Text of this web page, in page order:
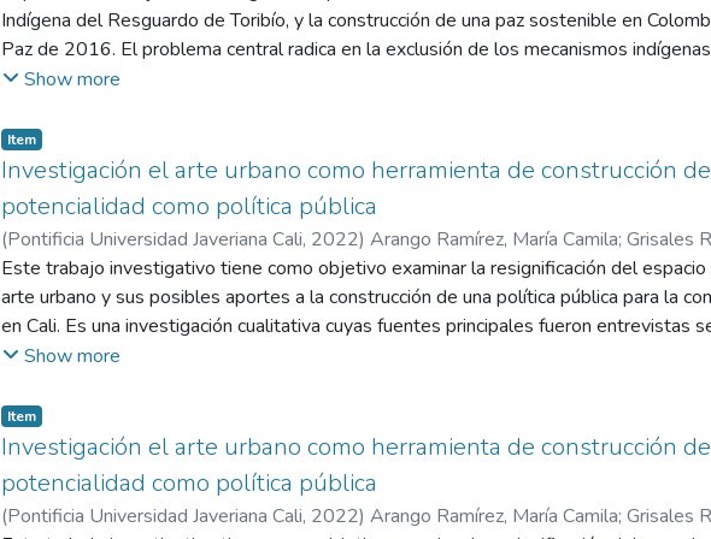
Indígena del Resguardo de Toribío, y la construcción de una paz sostenible en
Paz de 2016. El problema central radica en la exclusión de los mecanismos indígenas
perpetuado la marginalización histórica de estas comunidades. La hipótesis sostiene
mediante la protección de derechos colectivos, la integración en sistemas de justicia
la autonomía territorial. El objetivo es analizar cómo estas prácticas han impactado en
entre 2016 y 2024. La metodología adoptada es cualitativa, incluyendo revisión
resultados indican que la Guardia Indígena no solo protege el territorio, sino que
identidad cultural, actuando como un modelo de resistencia pacífica. Las conclusiones
territorial es esencial para la paz, que reconozca y respete los derechos indígenas
paz duradera. Se recomienda que las políticas públicas incluyan la voz de las
autogobierno, asegurando que sus derechos sean protegidos y respetados.
Show more
Item
Investigación el arte urbano como herramienta de construcción
potencialidad como política pública
(Pontificia Universidad Javeriana Cali, 2022) Arango Ramírez, María Camila; Grisales
Ana María
Este trabajo investigativo tiene como objetivo examinar la resignificación del
arte urbano y sus posibles aportes a la construcción de una política pública para la
en Cali. Es una investigación cualitativa cuyas fuentes principales fueron entrevistas
sociales y políticos clave, así como la revisión de fuentes primarias y secundarias que
con la construcción de paz en la ciudad de Cali: una iniciativa pública, el festival de
por el gobierno local; una iniciativa del sector privado, el museo al aire libre Muli; el
iniciativa comunitaria; y la Pintatón ‘Pintando Memoria’, una iniciativa emergente en la
2021. Durante las entrevistas se evidenciaron los distintos abordajes a los proyectos
distintos entendimientos del “arte” como herramienta de política social. Además, los
Show more
Item
Investigación el arte urbano como herramienta de construcción
potencialidad como política pública
(Pontificia Universidad Javeriana Cali, 2022) Arango Ramírez, María Camila; Grisales